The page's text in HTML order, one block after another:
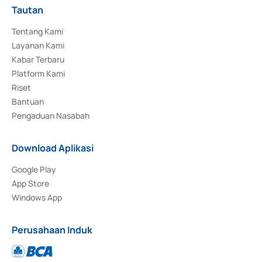
Tautan
Tentang Kami
Layanan Kami
Kabar Terbaru
Platform Kami
Riset
Bantuan
Pengaduan Nasabah
Download Aplikasi
Google Play
App Store
Windows App
Perusahaan Induk